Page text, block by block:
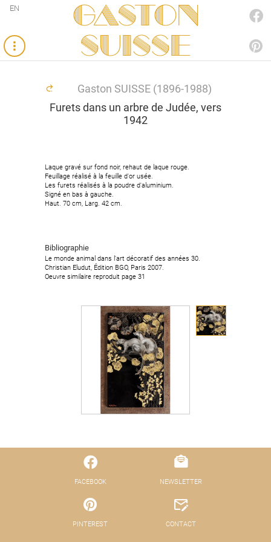
Gaston
SUISSE
EN
Gaston SUISSE (1896-1988)
Furets dans un arbre de Judée, vers
1942
Laque gravé sur fond noir, rehaut de laque rouge.
Feuillage réalisé à la feuille d'or usée.
Les furets réalisés à la poudre d'aluminium.
Signé en bas à gauche.
Haut. 70 cm, Larg. 42 cm.
Bibliographie
Le monde animal dans l'art décoratif des années 30.
Christian Eludut, Édition BGO, Paris 2007.
Oeuvre similaire reproduit page 31
FACEBOOK
PINTEREST
NEWSLETTER
CONTACT